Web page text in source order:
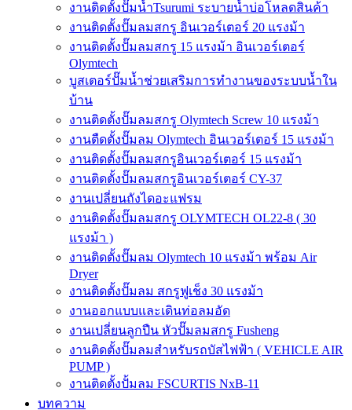
งานติดตั้งปั๊มน้ำTsurumi ระบายน้ำบ่อโหลดสินค้า
งานติดตั้งปั๊มลมสกรู อินเวอร์เตอร์ 20 แรงม้า
งานติดตั้งปั๊มลมสกรู 15 แรงม้า อินเวอร์เตอร์
Olymtech
บูสเตอร์ปั๊มน้ำช่วยเสริมการทำงานของระบบน้ำใน
บ้าน
งานติดตั้งปั๊มลมสกรู Olymtech Screw 10 แรงม้า
งานตืดตั้งปั๊มลม Olymtech อินเวอร์เตอร์ 15 แรงม้า
งานติดตั้งปั๊มลมสกรูอินเวอร์เตอร์ 15 แรงม้า
งานติดตั้งปั๊มลมสกรูอินเวอร์เตอร์ CY-37
งานเปลี่ยนถังไดอะแฟรม
งานติดตั้งปั๊มลมสกรู OLYMTECH OL22-8 ( 30
แรงม้า )
งานติดตั้งปั๊มลม Olymtech 10 แรงม้า พร้อม Air
Dryer
งานติดตั้งปั๊มลม สกรูฟูเช็ง 30 แรงม้า
งานออกแบบและเดินท่อลมอัด
งานเปลี่ยนลูกปืน หัวปั๊มลมสกรู Fusheng
งานติดตั้งปั๊มลมสำหรับรถบัสไฟฟ้า ( VEHICLE AIR
PUMP )
งานติดตั้งปั้มลม FSCURTIS NxB-11
บทความ